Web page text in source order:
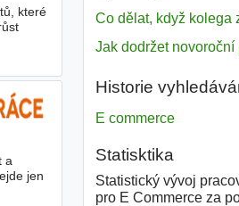
které
a
jen
Co dělat, když kolega
Historie
E commerce
Statisktika
Statistický vývoj
pro E Commerce za